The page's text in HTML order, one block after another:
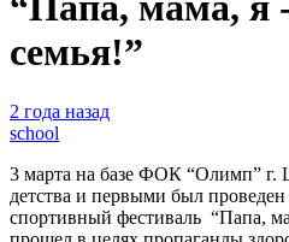
семья!”
2 года назад
school
3 марта на базе ФОК “Олимп” г.
детства и первыми был
спортивный фестиваль “Папа,